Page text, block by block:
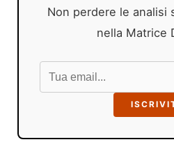
Non perdere le analisi
nella Matrice